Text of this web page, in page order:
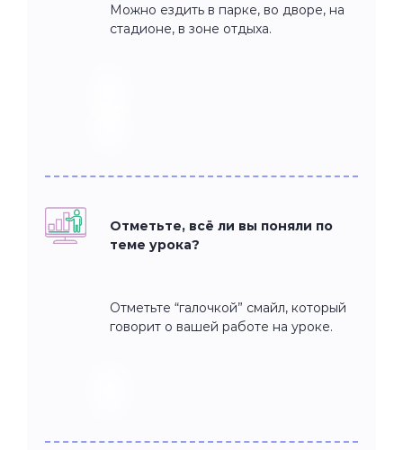
Можно ездить в парке, во дворе, на
стадионе, в зоне отдыха.
Отметьте, всё ли вы поняли по
теме урока?
Отметьте “галочкой” смайл, который
говорит о вашей работе на уроке.